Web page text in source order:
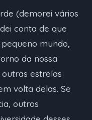
(demorei vários
conta de que
mundo,
da nossa
estrelas
volta delas. Se
outros